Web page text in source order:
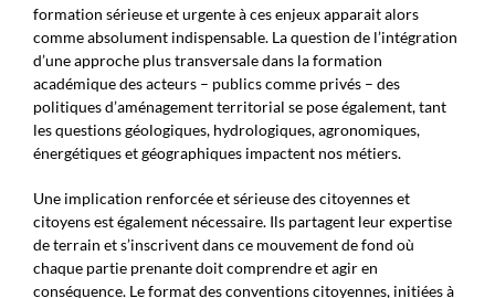
formation sérieuse et urgente à ces enjeux apparait alors
comme absolument indispensable. La question de l’intégration
d’une approche plus transversale dans la formation
académique des acteurs – publics comme privés – des
politiques d’aménagement territorial se pose également, tant
les questions géologiques, hydrologiques, agronomiques,
énergétiques et géographiques impactent nos métiers.
Une implication renforcée et sérieuse des citoyennes et
citoyens est également nécessaire. Ils partagent leur expertise
de terrain et s’inscrivent dans ce mouvement de fond où
chaque partie prenante doit comprendre et agir en
conséquence. Le format des conventions citoyennes, initiées à